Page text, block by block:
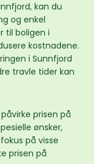
kan du
og enkel
til boligen i
kostnadene.
i Sunnfjord
travle tider kan
prisen på
ønsker,
på visse
prisen på